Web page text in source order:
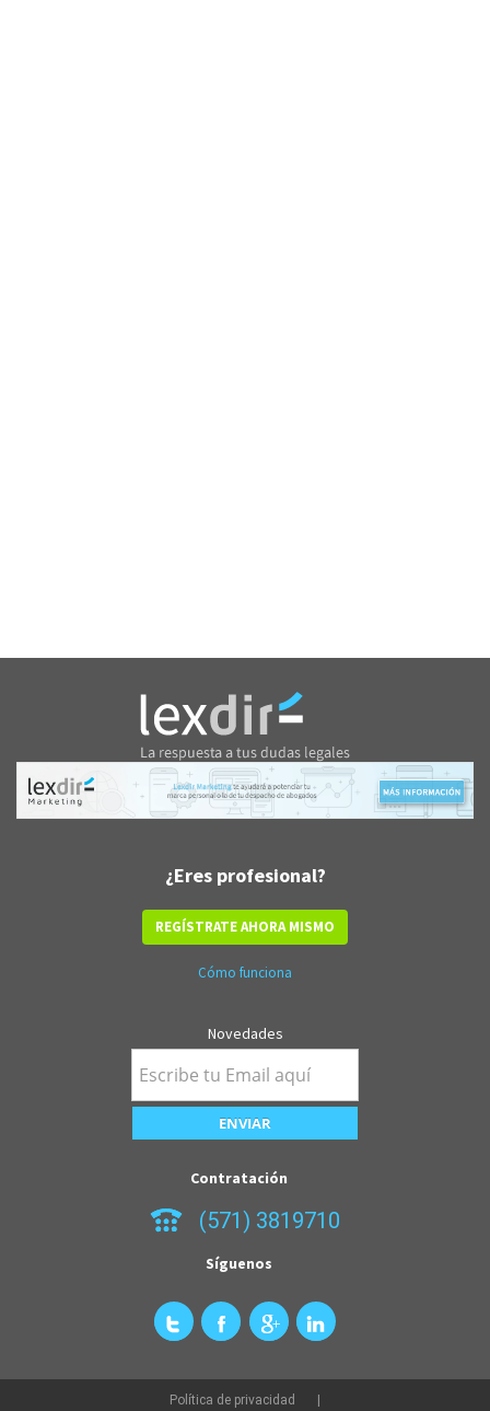
¿Eres profesional?
REGÍSTRATE AHORA MISMO
Cómo funciona
Novedades
Contratación
(571) 3819710
Síguenos
Política de privacidad